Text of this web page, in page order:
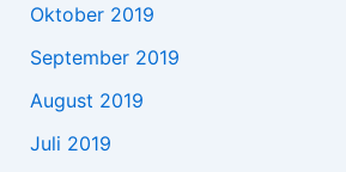
Oktober 2019
September 2019
August 2019
Juli 2019